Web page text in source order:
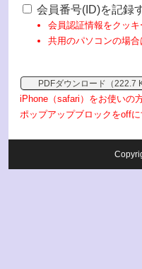
会員番号(ID)を記録
会員認証情報をクッ
共用のパソコンの場
PDFダウンロード（222.7
iPhone（safari）をお使いの
ポップアップブロックをoffに